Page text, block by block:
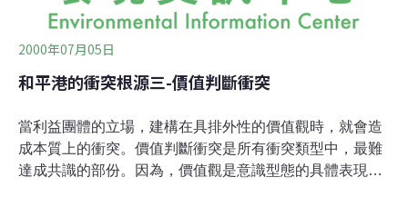
2000年07月05日
和平港的衝突根源三-價值判斷衝突
當利益團體的立場，建構在具排外性的價值觀時，就會造
成本質上的衝突。價值判斷衝突是所有衝突類型中，最難
達成共識的部份。因為，價值觀是意識型態的具體表現，